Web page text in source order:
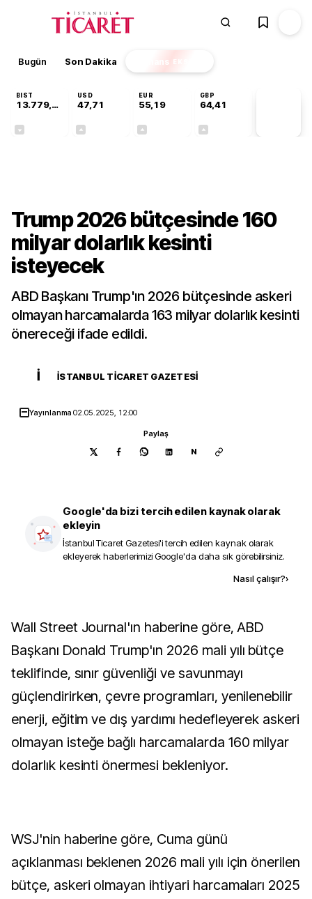
Bugün Son Dakika Finans EKSTRA
BIST
13.779,39
USD
47,71
EUR
55,19
GBP
64,41
Trump 2026 bütçesinde 160
milyar dolarlık kesinti
isteyecek
ABD Başkanı Trump'ın 2026 bütçesinde askeri
olmayan harcamalarda 163 milyar dolarlık kesinti
önereceği ifade edildi.
İ İSTANBUL TICARET GAZETESI
Yayınlanma02.05.2025, 12:00
Paylaş
N
Google'da bizi tercih edilen kaynak olarak
ekleyin
İstanbul Ticaret Gazetesi'i tercih edilen kaynak olarak
ekleyerek haberlerimizi Google'da daha sık görebilirsiniz.
Nasıl çalışır?›
Wall Street Journal'ın haberine göre, ABD
Başkanı Donald Trump'ın 2026 mali yılı bütçe
teklifinde, sınır güvenliği ve savunmayı
güçlendirirken, çevre programları, yenilenebilir
enerji, eğitim ve dış yardımı hedefleyerek askeri
olmayan isteğe bağlı harcamalarda 160 milyar
dolarlık kesinti önermesi bekleniyor.
WSJ'nin haberine göre, Cuma günü
açıklanması beklenen 2026 mali yılı için önerilen
bütçe, askeri olmayan ihtiyari harcamaları 2025